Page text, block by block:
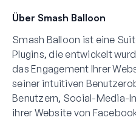
Über Smash Balloon
Smash Balloon ist eine
Plugins, die entwickelt
das Engagement Ihrer
seiner intuitiven
Benutzern, Social-Media-
ihrer Website von